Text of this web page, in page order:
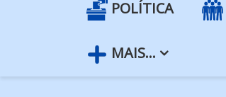
POLÍTICA
MAIS…